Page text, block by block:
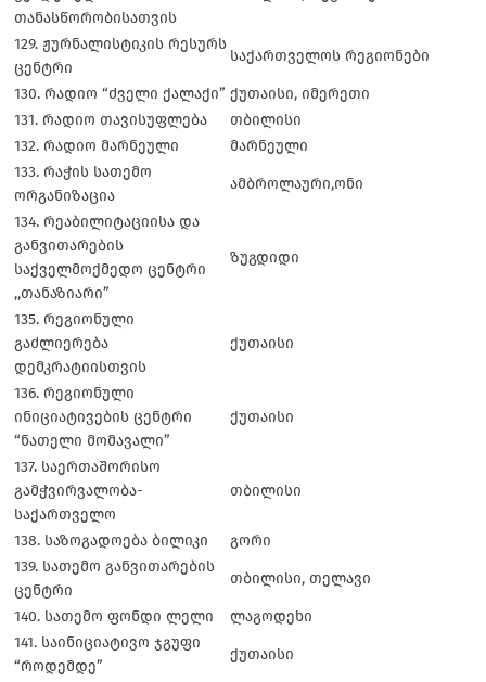
თანასწორობისათვის
129. ჟურნალისტიკის რესურს
ცენტრი
საქართველოს რეგიონები
130. რადიო “ძველი ქალაქი” ქუთაისი, იმერეთი
131. რადიო თავისუფლება
თბილისი
132. რადიო მარნეული
მარნეული
133. რაჭის სათემო
ორგანიზაცია
ამბროლაური,ონი
134. რეაბილიტაციისა და
განვითარების
საქველმოქმედო ცენტრი
,,თანაზიარი”
ზუგდიდი
135. რეგიონული
გაძლიერება
დემკრატიისთვის
ქუთაისი
136. რეგიონული
ინიციატივების ცენტრი
“ნათელი მომავალი”
ქუთაისი
137. საერთაშორისო
გამჭვირვალობა-
საქართველო
თბილისი
138. საზოგადოება ბილიკი
გორი
139. სათემო განვითარების
ცენტრი
თბილისი, თელავი
140. სათემო ფონდი ლელი
ლაგოდეხი
141. საინიციატივო ჯგუფი
“როდემდე”
ქუთაისი